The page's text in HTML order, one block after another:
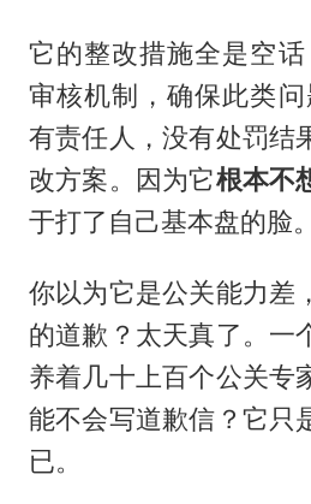
它的整改措施全是空
审核机制，确保此类
有责任人，没有处罚结
改方案。因为它根本不
于打了自己基本盘的脸。
你以为它是公关能力差
的道歉？太天真了。一
养着几十上百个公关专
能不会写道歉信？它只
已。